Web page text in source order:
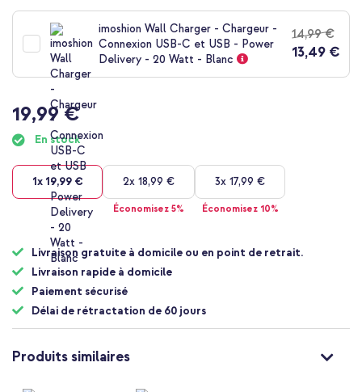
imoshion Wall Charger - Chargeur -
Connexion USB-C et USB - Power
Delivery - 20 Watt - Blanc
14,99 €
13,49 €
19,99 €
En stock
1x 19,99 € 2x 18,99 €
Économisez 5%
3x 17,99 €
Économisez 10%
Livraison gratuite à domicile ou en point de retrait.
Livraison rapide à domicile
Paiement sécurisé
Délai de rétractation de 60 jours
Produits similaires